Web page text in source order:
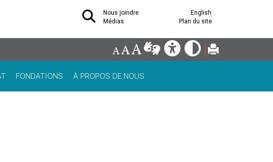
Nous joindre
English
Médias
Plan du site
FONDATIONS À PROPOS DE NOUS